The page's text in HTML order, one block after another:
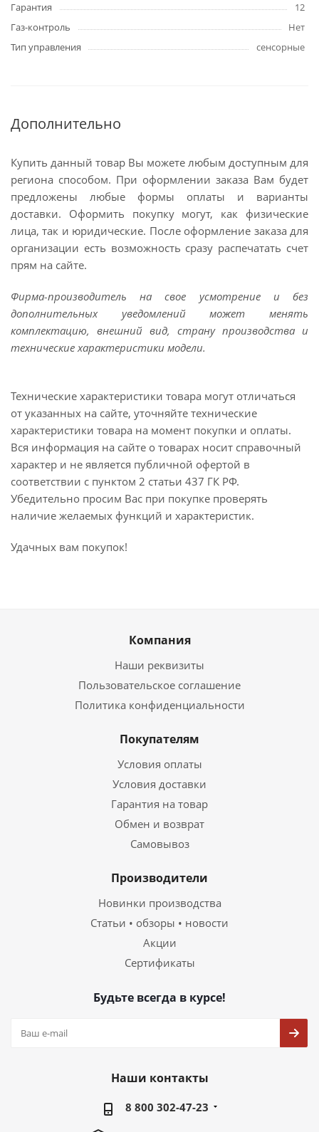
Гарантия
12
Газ-контроль
Нет
Тип управления
сенсорные
Дополнительно
Купить данный товар Вы можете любым доступным для
региона способом. При оформлении заказа Вам будет
предложены любые формы оплаты и варианты
доставки. Оформить покупку могут, как физические
лица, так и юридические. После оформление заказа для
организации есть возможность сразу распечатать счет
прям на сайте.
Фирма-производитель на свое усмотрение и без
дополнительных уведомлений может менять
комплектацию, внешний вид, страну производства и
технические характеристики модели.
Технические характеристики товара могут отличаться
от указанных на сайте, уточняйте технические
характеристики товара на момент покупки и оплаты.
Вся информация на сайте о товарах носит справочный
характер и не является публичной офертой в
соответствии с пунктом 2 статьи 437 ГК РФ.
Убедительно просим Вас при покупке проверять
наличие желаемых функций и характеристик.
Удачных вам покупок!
Компания
Наши реквизиты
Пользовательское соглашение
Политика конфиденциальности
Покупателям
Условия оплаты
Условия доставки
Гарантия на товар
Обмен и возврат
Самовывоз
Производители
Новинки производства
Статьи • обзоры • новости
Акции
Сертификаты
Будьте всегда в курсе!
Наши контакты
8 800 302-47-23